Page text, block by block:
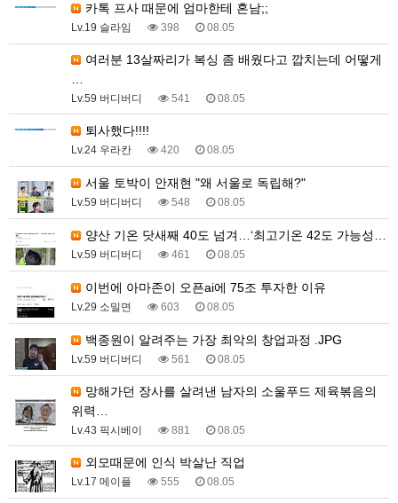
카톡 프사 때문에 엄마한테 혼남;;
Lv.19 슬라임 398 08.05
Lv.59 버디버디 541 08.05
퇴사했다!!!!
Lv.24 우라칸 420 08.05
서울 토박이 안재현 "왜 서울로 독립해?"
Lv.59 버디버디 548 08.05
양산 기온 닷새째 40도 넘겨…‘최고기온 42도 가능성…
Lv.59 버디버디 461 08.05
이번에 아마존이 오픈ai에 75조 투자한 이유
Lv.29 소밀면 603 08.05
백종원이 알려주는 가장 최악의 창업과정 .JPG
Lv.59 버디버디 561 08.05
위력…
Lv.43 픽시베이 881 08.05
외모때문에 인식 박살난 직업
Lv.17 메이플 555 08.05